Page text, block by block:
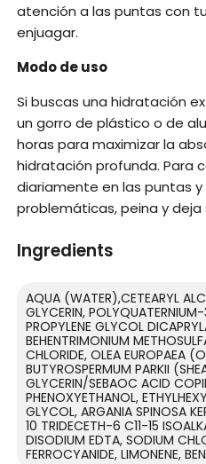
atención a las puntas con
enjuagar.
Modo de uso
Si buscas una hidratación
un gorro de plástico o de
horas para maximizar la
hidratación profunda. Para
diariamente en las puntas y
problemáticas, peina y deja
Ingredients
AQUA (WATER),CETEARYL
GLYCERIN,
PROPYLENE GLYCOL
BEHENTRIMONIUM
CHLORIDE, OLEA EUROPAEA
BUTYROSPERMUM PARKII
GLYCERIN/SEBAOC ACID
PHENOXYETHANOL,
GLYCOL, ARGANIA SPINOSA
10 TRIDECETH-6 C11-15
DISODIUM EDTA, SODIUM
FERROCYANIDE, LIMONENE,